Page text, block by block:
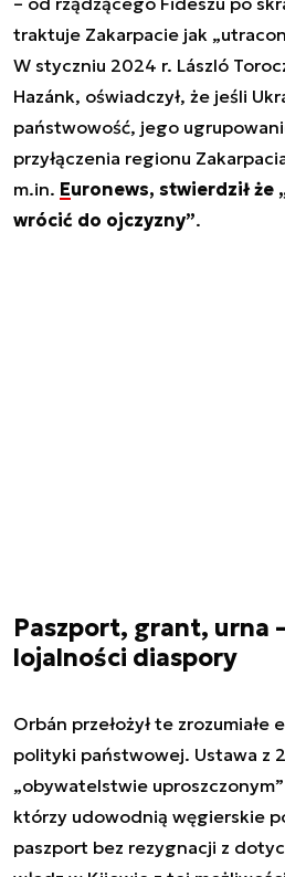
traktuje Zakarpacie jak
W styczniu 2024 r. László
Hazánk, oświadczył, że jeśli
państwowość, jego
przyłączenia regionu
m.in. Euronews, stwierdził
wrócić do ojczyzny”.
Paszport, grant, urna
lojalności diaspory
Orbán przełożył te zrozumiałe
polityki państwowej. Ustawa z
„obywatelstwie
którzy udowodnią węgierskie
paszport bez rezygnacji z